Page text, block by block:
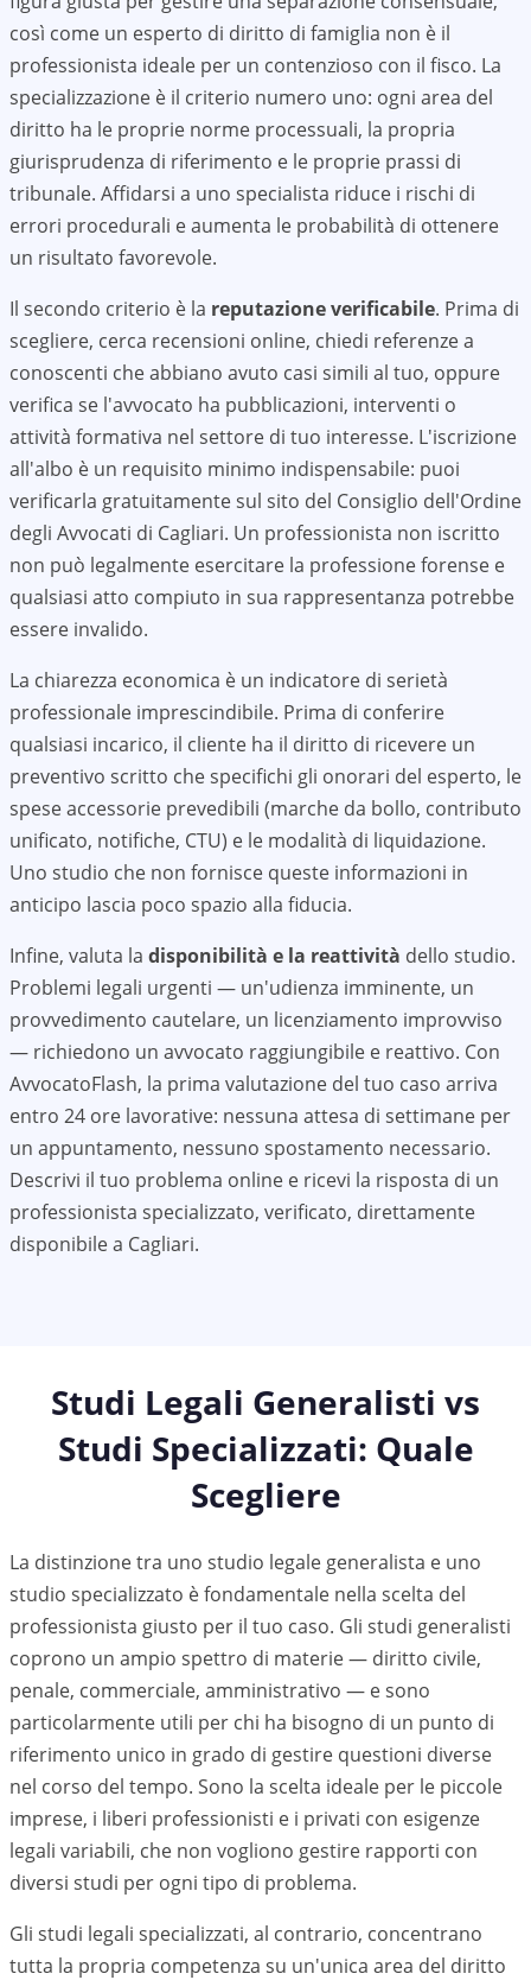
così come un esperto di diritto di famiglia non è il
professionista ideale per un contenzioso con il fisco. La
specializzazione è il criterio numero uno: ogni area del
diritto ha le proprie norme processuali, la propria
giurisprudenza di riferimento e le proprie prassi di
tribunale. Affidarsi a uno specialista riduce i rischi di
errori procedurali e aumenta le probabilità di ottenere
un risultato favorevole.
Il secondo criterio è la reputazione verificabile. Prima di
scegliere, cerca recensioni online, chiedi referenze a
conoscenti che abbiano avuto casi simili al tuo, oppure
verifica se l'avvocato ha pubblicazioni, interventi o
attività formativa nel settore di tuo interesse. L'iscrizione
all'albo è un requisito minimo indispensabile: puoi
verificarla gratuitamente sul sito del Consiglio dell'Ordine
degli Avvocati di Cagliari. Un professionista non iscritto
non può legalmente esercitare la professione forense e
qualsiasi atto compiuto in sua rappresentanza potrebbe
essere invalido.
La chiarezza economica è un indicatore di serietà
professionale imprescindibile. Prima di conferire
qualsiasi incarico, il cliente ha il diritto di ricevere un
preventivo scritto che specifichi gli onorari del esperto, le
spese accessorie prevedibili (marche da bollo, contributo
unificato, notifiche, CTU) e le modalità di liquidazione.
Uno studio che non fornisce queste informazioni in
anticipo lascia poco spazio alla fiducia.
Infine, valuta la disponibilità e la reattività dello studio.
Problemi legali urgenti — un'udienza imminente, un
provvedimento cautelare, un licenziamento improvviso
— richiedono un avvocato raggiungibile e reattivo. Con
AvvocatoFlash, la prima valutazione del tuo caso arriva
entro 24 ore lavorative: nessuna attesa di settimane per
un appuntamento, nessuno spostamento necessario.
Descrivi il tuo problema online e ricevi la risposta di un
professionista specializzato, verificato, direttamente
disponibile a Cagliari.
Studi Legali Generalisti vs
Studi Specializzati: Quale
Scegliere
La distinzione tra uno studio legale generalista e uno
studio specializzato è fondamentale nella scelta del
professionista giusto per il tuo caso. Gli studi generalisti
coprono un ampio spettro di materie — diritto civile,
penale, commerciale, amministrativo — e sono
particolarmente utili per chi ha bisogno di un punto di
riferimento unico in grado di gestire questioni diverse
nel corso del tempo. Sono la scelta ideale per le piccole
imprese, i liberi professionisti e i privati con esigenze
legali variabili, che non vogliono gestire rapporti con
diversi studi per ogni tipo di problema.
Gli studi legali specializzati, al contrario, concentrano
tutta la propria competenza su un'unica area del diritto